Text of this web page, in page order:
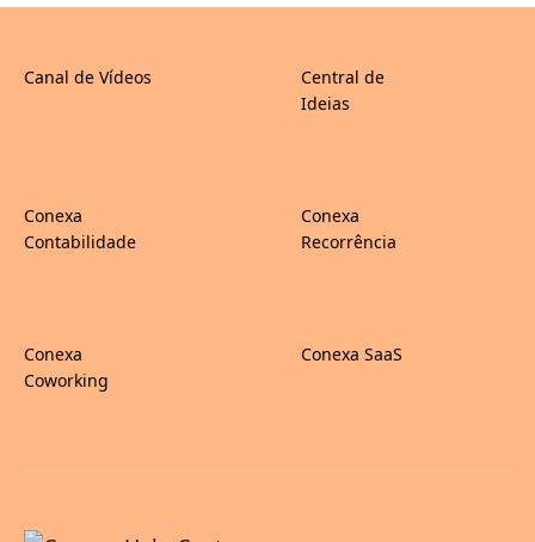
Canal de Vídeos
Central de
Ideias
Conexa
Contabilidade
Conexa
Recorrência
Conexa
Coworking
Conexa SaaS